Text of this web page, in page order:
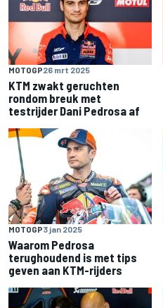
MOTOGP26 mrt 2025
KTM zwakt geruchten
rondom breuk met
testrijder Dani Pedrosa af
MOTOGP3 jan 2025
Waarom Pedrosa
terughoudend is met tips
geven aan KTM-rijders